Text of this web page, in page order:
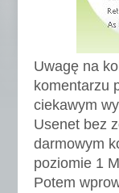
Uwagę na
komentarzu
ciekawym
Usenet bez
darmowym
poziomie 1
Potem